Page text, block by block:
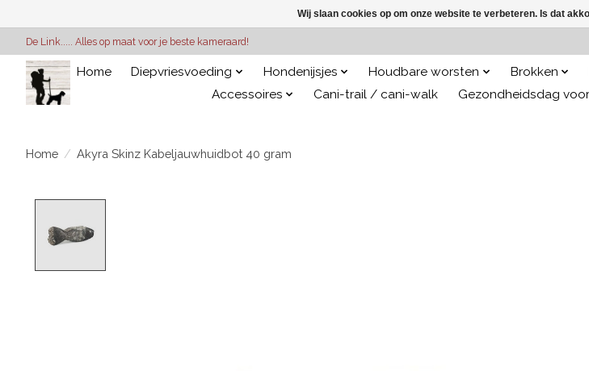
De Link..... Alles op maat voor je beste kameraard!
Home Diepvriesvoeding Hondenijsjes Houdbare worsten Brokken
Accessoires
Cani-trail / cani-walk Gezondheidsdag
Home / Akyra Skinz Kabeljauwhuidbot 40 gram
Wij slaan cookies op om onze website te verbeteren. Is dat